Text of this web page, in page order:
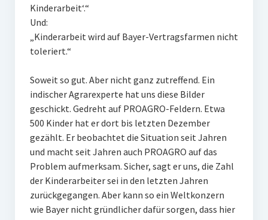
Kinderarbeit‘.“
Und:
„Kinderarbeit wird auf Bayer-Vertragsfarmen nicht
toleriert.“
Soweit so gut. Aber nicht ganz zutreffend. Ein
indischer Agrarexperte hat uns diese Bilder
geschickt. Gedreht auf PROAGRO-Feldern. Etwa
500 Kinder hat er dort bis letzten Dezember
gezählt. Er beobachtet die Situation seit Jahren
und macht seit Jahren auch PROAGRO auf das
Problem aufmerksam. Sicher, sagt er uns, die Zahl
der Kinderarbeiter sei in den letzten Jahren
zurückgegangen. Aber kann so ein Weltkonzern
wie Bayer nicht gründlicher dafür sorgen, dass hier